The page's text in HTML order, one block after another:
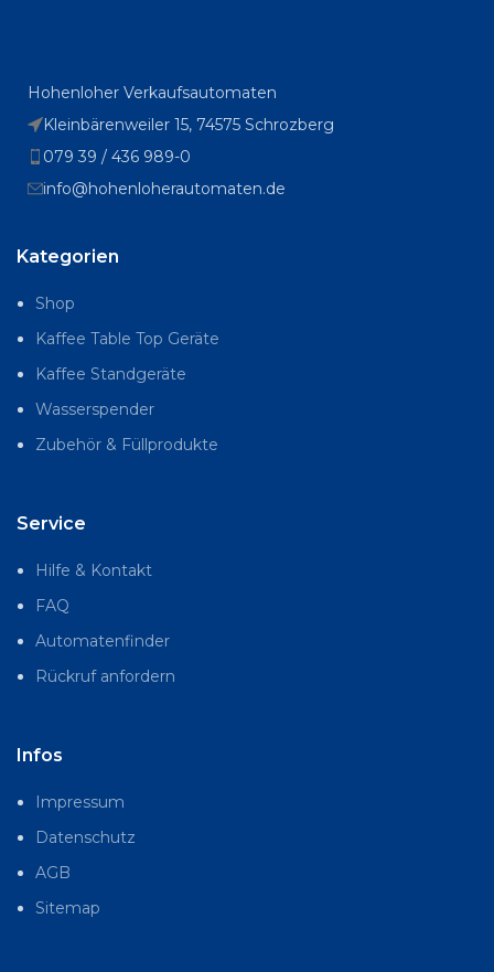
Hohenloher Verkaufsautomaten
Kleinbärenweiler 15, 74575 Schrozberg
079 39 / 436 989-0
info@hohenloherautomaten.de
Kategorien
Shop
Kaffee Table Top Geräte
Kaffee Standgeräte
Wasserspender
Zubehör & Füllprodukte
Service
Hilfe & Kontakt
FAQ
Automatenfinder
Rückruf anfordern
Infos
Impressum
Datenschutz
AGB
Sitemap